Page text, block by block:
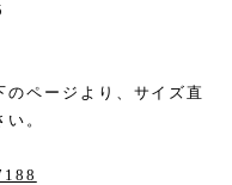
ページより、サイズ直
。